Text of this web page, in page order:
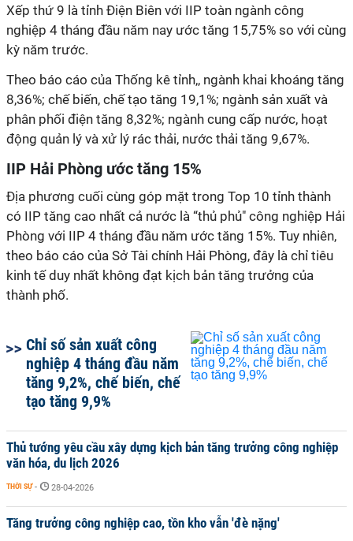
Xếp thứ 9 là tỉnh Điện Biên với IIP toàn ngành công
nghiệp 4 tháng đầu năm nay ước tăng 15,75% so với cùng
kỳ năm trước.
Theo báo cáo của Thống kê tỉnh,, ngành khai khoáng tăng
8,36%; chế biến, chế tạo tăng 19,1%; ngành sản xuất và
phân phối điện tăng 8,32%; ngành cung cấp nước, hoạt
động quản lý và xử lý rác thải, nước thải tăng 9,67%.
IIP Hải Phòng ước tăng 15%
Địa phương cuối cùng góp mặt trong Top 10 tỉnh thành
có IIP tăng cao nhất cả nước là “thủ phủ" công nghiệp Hải
Phòng với IIP 4 tháng đầu năm ước tăng 15%. Tuy nhiên,
theo báo cáo của Sở Tài chính Hải Phòng, đây là chỉ tiêu
kinh tế duy nhất không đạt kịch bản tăng trưởng của
thành phố.
Chỉ số sản xuất công
nghiệp 4 tháng đầu năm
tăng 9,2%, chế biến, chế
tạo tăng 9,9%
Thủ tướng yêu cầu xây dựng kịch bản tăng trưởng công nghiệp
văn hóa, du lịch 2026
THỜI SỰ - 28-04-2026
Tăng trưởng công nghiệp cao, tồn kho vẫn 'đè nặng'